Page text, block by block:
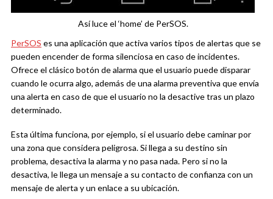
Así luce el ‘home’ de PerSOS.
PerSOS es una aplicación que activa varios tipos de alertas que se
pueden encender de forma silenciosa en caso de incidentes.
Ofrece el clásico botón de alarma que el usuario puede disparar
cuando le ocurra algo, además de una alarma preventiva que envía
una alerta en caso de que el usuario no la desactive tras un plazo
determinado.
Esta última funciona, por ejemplo, si el usuario debe caminar por
una zona que considera peligrosa. Si llega a su destino sin
problema, desactiva la alarma y no pasa nada. Pero si no la
desactiva, le llega un mensaje a su contacto de confianza con un
mensaje de alerta y un enlace a su ubicación.